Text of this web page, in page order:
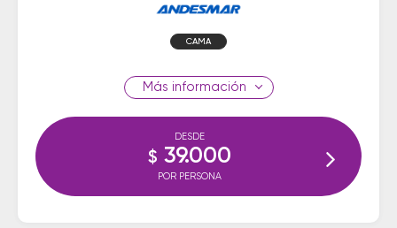
CAMA
información
DESDE
$ 39.000
POR PERSONA